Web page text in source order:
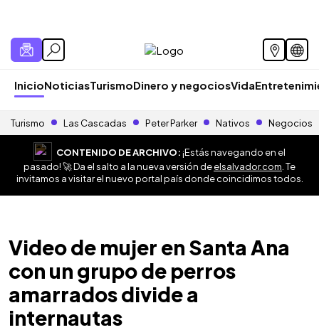
InicioNoticiasTurismoDinero y negociosVida
Turismo Las Cascadas Peter Parker Nativos Negocios
CONTENIDO DE ARCHIVO:¡Estás navegando en el
pasado! 🚀 Da el salto a la nueva versión deelsalvador.com . Te
invitamos a visitar el nuevo portal país donde coincidimos todos.
Video de mujer en Santa Ana
con un grupo de perros
amarrados divide a
internautas